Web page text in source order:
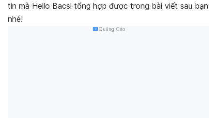
tin mà Hello Bacsi tổng hợp được trong bài viết sau bạn
nhé!
Quảng Cáo